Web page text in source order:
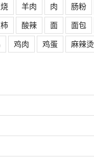
羊肉 肉 肠粉
酸辣 面 面包
鸡肉 鸡蛋 麻辣烫